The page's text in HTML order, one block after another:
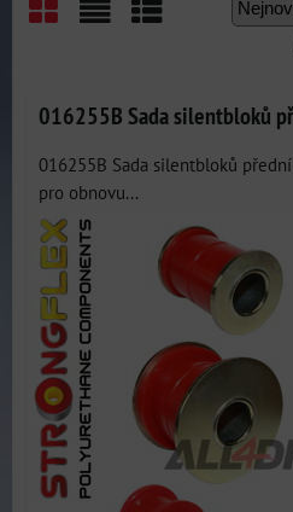
016255B Sada silentbloků
016255B Sada silentbloků
pro obnovu...